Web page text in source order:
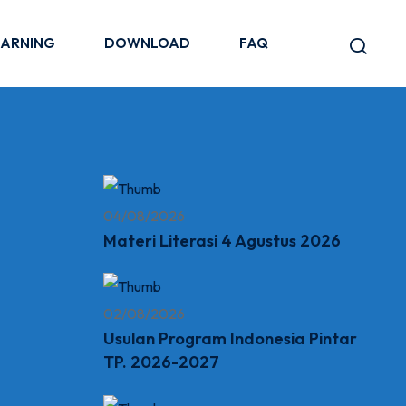
DOWNLOAD FAQ
04/08/2026
Materi Literasi 4 Agustus 2026
02/08/2026
Usulan Program Indonesia Pintar
TP. 2026-2027